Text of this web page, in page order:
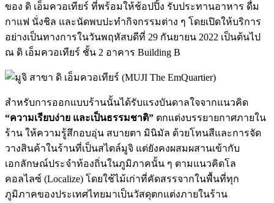
ของ ดิ เอ็มควอเทียร์ ที่พร้อมให้ช้อปปิ้ง รับประทานอาหาร ดื่ม
กาแฟ นั่งชิล และนัดพบปะทำกิจกรรมต่าง ๆ โดยเปิดให้บริการ
อย่างเป็นทางการในวันพฤหัสบดีที่ 29 กันยายน 2022 เป็นต้นไป
ณ ดิ เอ็มควอเทียร์ ชั้น 2 อาคาร Building B
สำหรับการออกแบบร้านนั้นได้รับแรงบันดาลใจจากแนวคิด
“ความเรียบง่าย และเป็นธรรมชาติ” ตกแต่งบรรยายกาศภายใน
ร้าน ให้ความรู้สึกอบอุ่น สบายตา มินิมัล ด้วยโทนสีและการจัด
วางสินค้าในร้านที่เป็นสไตล์มูจิ แต่ยังคงผสมผสานเข้ากับ
เอกลักษณ์ประจำท้องถิ่นในภูมิภาคนั้น ๆ ตามแนวคิดโล
คอลไลซ์ (Localize) โดยใช้ไม้เก่าที่คัดสรรจากในพื้นที่ทุก
ภูมิภาคของประเทศไทยมาเป็นวัสดุตกแต่งภายในร้าน